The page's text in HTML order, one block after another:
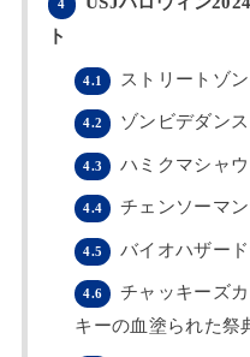
4
ト
4.1 ストリートゾ
4.2 ゾンビデダンス
4.3 ハミクマシャ
4.4 チェンソーマ
4.5 バイオハザー
4.6
チャッキーズ
キーの血塗られた祭